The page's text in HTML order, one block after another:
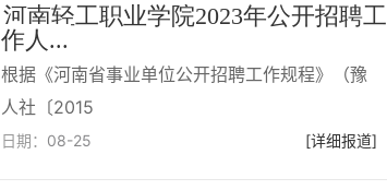
河南轻工职业学院2023年公开招聘工
作人...
根据《河南省事业单位公开招聘工作规程》（豫
人社〔2015
[详细报道]
日期： 08-25